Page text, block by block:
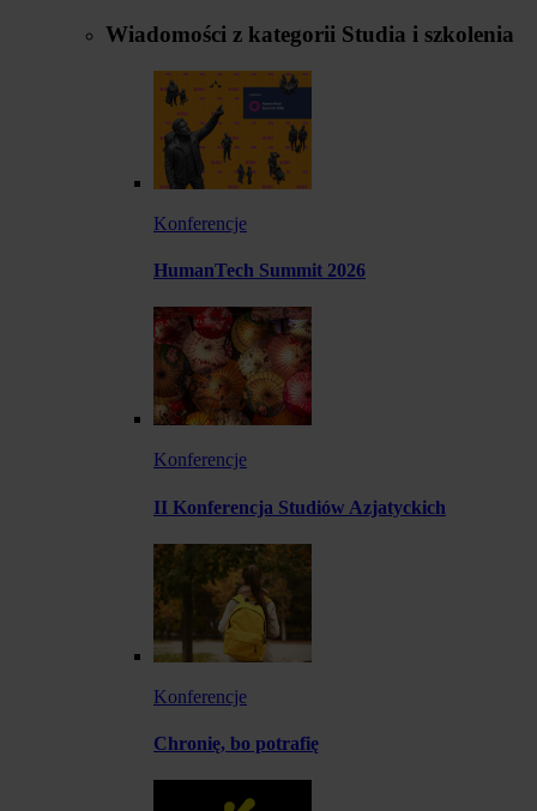
Wiadomości z kategorii Studia i szkolenia
Konferencje
HumanTech Summit 2026
Konferencje
II Konferencja Studiów Azjatyckich
Konferencje
Chronię, bo potrafię